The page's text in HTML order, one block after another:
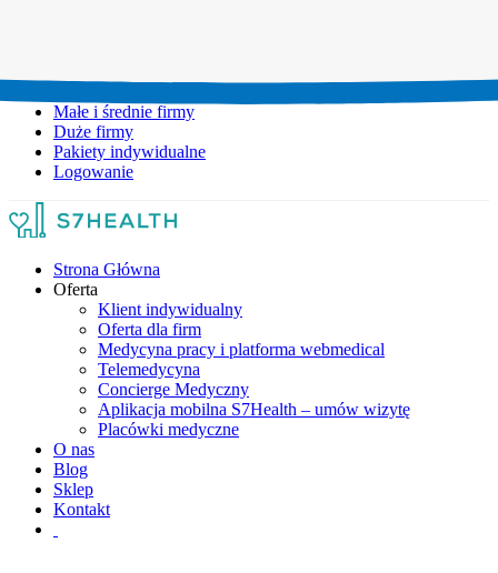
Małe i średnie firmy
Duże firmy
Pakiety indywidualne
Logowanie
Strona Główna
Oferta
Klient indywidualny
Oferta dla firm
Medycyna pracy i platforma webmedical
Telemedycyna
Concierge Medyczny
Aplikacja mobilna S7Health – umów wizytę
Placówki medyczne
O nas
Blog
Sklep
Kontakt